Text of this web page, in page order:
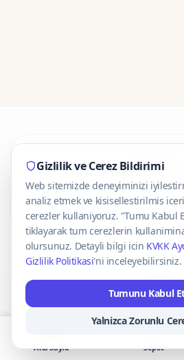
CaseOnn
© 2025 CaseOnn. Tüm
VISA
Gizlilik ve Cerez Bildirimi
Web sitemizde deneyiminizi
analiz etmek ve kisisellestirilmis
cerezler kullaniyoruz. "Tumu Kabul
tiklayarak tum cerezlerin
olursunuz. Detayli bilgi icin KVKK
Gizlilik Politikasi'ni inceleyebilirsiniz.
Tumunu Kabul
Yalnizca Zorunlu
Ana Sayfa Sepet